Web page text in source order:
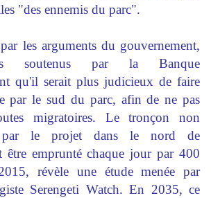
"des ennemis du parc".
les arguments du gouvernement,
soutenus par la Banque
qu'il serait plus judicieux de faire
par le sud du parc, afin de ne pas
migratoires. Le tronçon non
par le projet dans le nord de
être emprunté chaque jour par 400
révèle une étude menée par
Serengeti Watch. En 2035, ce